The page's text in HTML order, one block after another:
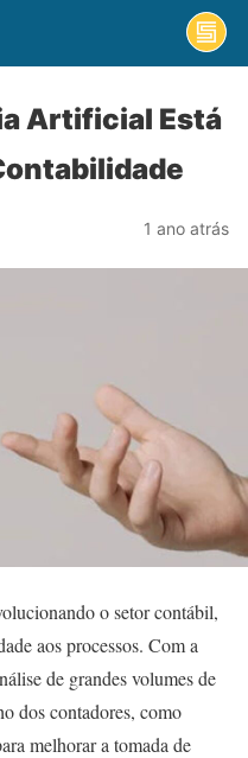
Artificial Está
1 ano atrás
o setor contábil,
aos processos. Com a
de grandes volumes de
dos contadores, como
melhorar a tomada de